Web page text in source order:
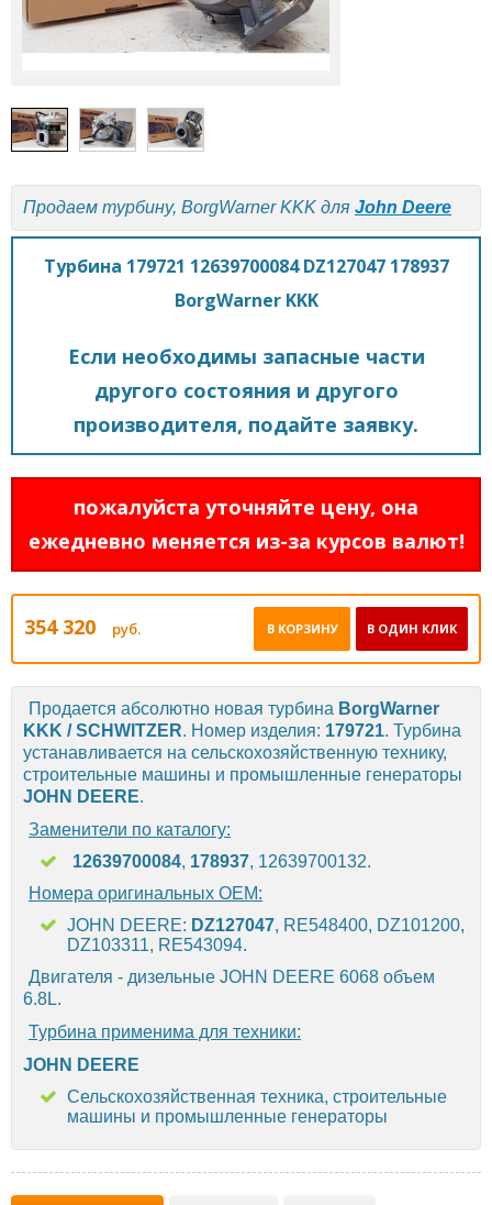
Продаем турбину, BorgWarner KKK для John Deere
Турбина 179721 12639700084 DZ127047 178937
BorgWarner KKK
Если необходимы запасные части
другого состояния и другого
производителя, подайте заявку.
пожалуйста уточняйте цену, она
ежедневно меняется из-за курсов валют!
354 320 руб. В ОДИН КЛИК
В КОРЗИНУ
Продается абсолютно новая турбина BorgWarner
KKK / SCHWITZER. Номер изделия: 179721. Турбина
устанавливается на сельскохозяйственную технику,
строительные машины и промышленные генераторы
JOHN DEERE.
Заменители по каталогу:
12639700084, 178937, 12639700132.
Номера оригинальных OEM:
JOHN DEERE: DZ127047, RE548400, DZ101200,
DZ103311, RE543094.
Двигателя - дизельные JOHN DEERE 6068 объем
6.8L.
Турбина применима для техники:
JOHN DEERE
Сельскохозяйственная техника, строительные
машины и промышленные генераторы